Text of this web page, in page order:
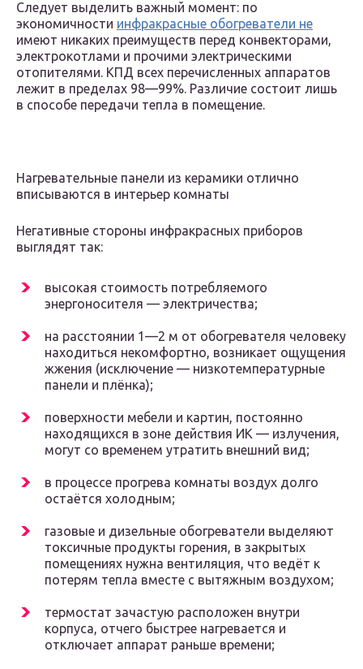
Следует выделить важный момент: по
экономичности инфракрасные обогреватели не
имеют никаких преимуществ перед конвекторами,
электрокотлами и прочими электрическими
отопителями. КПД всех перечисленных аппаратов
лежит в пределах 98—99%. Различие состоит лишь
в способе передачи тепла в помещение.
Нагревательные панели из керамики отлично
вписываются в интерьер комнаты
Негативные стороны инфракрасных приборов
выглядят так:
высокая стоимость потребляемого
энергоносителя — электричества;
на расстоянии 1—2 м от обогревателя человеку
находиться некомфортно, возникает ощущения
жжения (исключение — низкотемпературные
панели и плёнка);
поверхности мебели и картин, постоянно
находящихся в зоне действия ИК — излучения,
могут со временем утратить внешний вид;
в процессе прогрева комнаты воздух долго
остаётся холодным;
газовые и дизельные обогреватели выделяют
токсичные продукты горения, в закрытых
помещениях нужна вентиляция, что ведёт к
потерям тепла вместе с вытяжным воздухом;
термостат зачастую расположен внутри
корпуса, отчего быстрее нагревается и
отключает аппарат раньше времени;